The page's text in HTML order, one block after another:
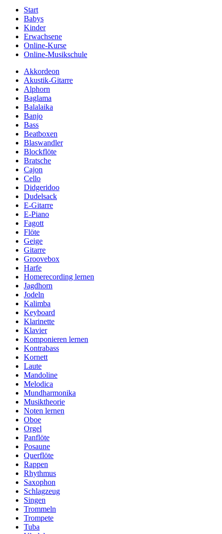
Start
Babys
Kinder
Erwachsene
Online-Kurse
Online-Musikschule
Akkordeon
Akustik-Gitarre
Alphorn
Baglama
Balalaika
Banjo
Bass
Beatboxen
Blaswandler
Blockflöte
Bratsche
Cajon
Cello
Didgeridoo
Dudelsack
E-Gitarre
E-Piano
Fagott
Flöte
Geige
Gitarre
Groovebox
Harfe
Homerecording lernen
Jagdhorn
Jodeln
Kalimba
Keyboard
Klarinette
Klavier
Komponieren lernen
Kontrabass
Kornett
Laute
Mandoline
Melodica
Mundharmonika
Musiktheorie
Noten lernen
Oboe
Orgel
Panflöte
Posaune
Querflöte
Rappen
Rhythmus
Saxophon
Schlagzeug
Singen
Trommeln
Trompete
Tuba